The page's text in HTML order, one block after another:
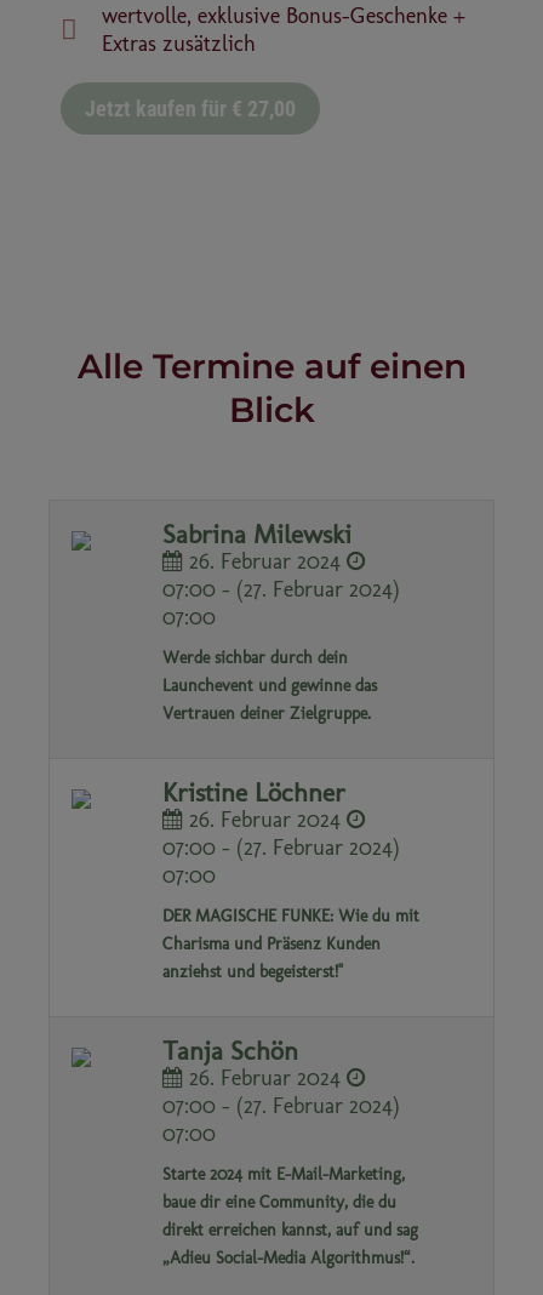
wertvolle, exklusive Bonus-Geschenke +
Extras zusätzlich
Jetzt kaufen für € 27,00
Alle Termine auf einen
Blick
Sabrina Milewski
26. Februar 2024
07:00 - (27. Februar 2024)
07:00
Werde sichbar durch dein
Launchevent und gewinne das
Vertrauen deiner Zielgruppe.
Kristine Löchner
26. Februar 2024
07:00 - (27. Februar 2024)
07:00
DER MAGISCHE FUNKE: Wie du mit
Charisma und Präsenz Kunden
anziehst und begeisterst!"
Tanja Schön
26. Februar 2024
07:00 - (27. Februar 2024)
07:00
Starte 2024 mit E-Mail-Marketing,
baue dir eine Community, die du
direkt erreichen kannst, auf und sag
„Adieu Social-Media Algorithmus!“.